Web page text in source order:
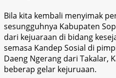
Bila kita kembali menyimak
sesungguhnya Kabupaten
dari kejuaraan di bidang
semasa Kandep Sosial di
Daeng Ngerang dari Takalar,
beberap gelar kejuruaan.